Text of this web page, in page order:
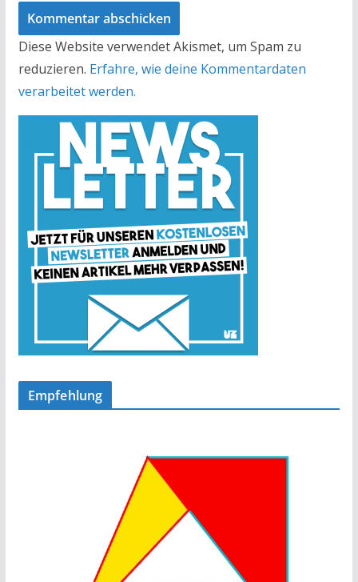
Diese Website verwendet Akismet, um Spam zu
reduzieren. Erfahre, wie deine Kommentardaten
verarbeitet werden.
Empfehlung